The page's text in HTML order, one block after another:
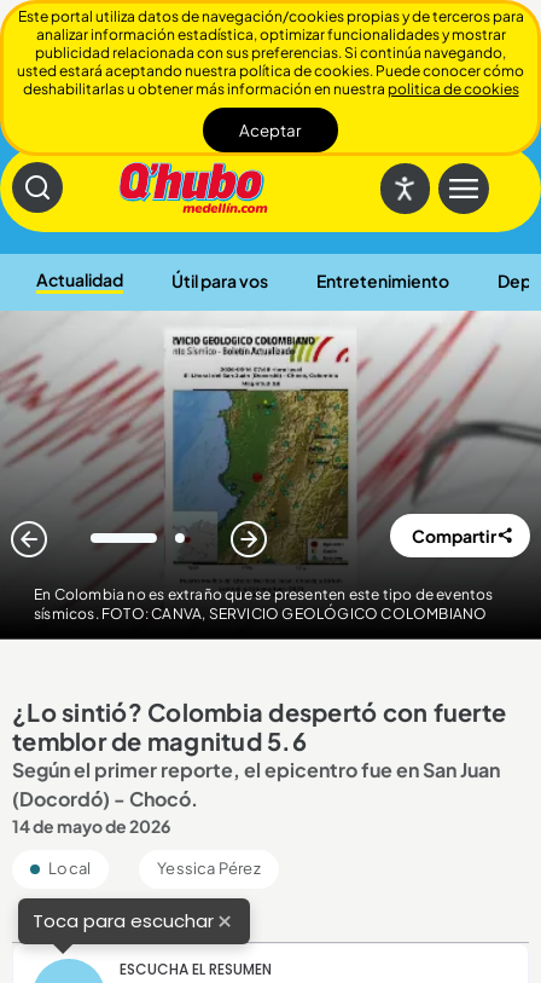
Actualidad Útil para vos Entretenimiento
Cerrar
En Colombia no es extraño que se presenten este tipo de eventos
sísmicos. FOTO: CANVA, SERVICIO GEOLÓGICO COLOMBIANO
1 2 Compartir
¿Lo sintió? Colombia despertó con fuerte
temblor de magnitud 5.6
Según el primer reporte, el epicentro fue en San Juan
(Docordó) - Chocó.
14 de mayo de 2026
Local Yessica Pérez
Toca para escuchar×
ESCUCHA EL RESUMEN
Este portal utiliza datos de navegación/cookies propias y de terceros para
analizar información estadística, optimizar funcionalidades y mostrar
publicidad relacionada con sus preferencias. Si continúa navegando,
usted estará aceptando nuestra política de cookies. Puede conocer cómo
deshabilitarlas u obtener más información en nuestra politica de cookies
Aceptar